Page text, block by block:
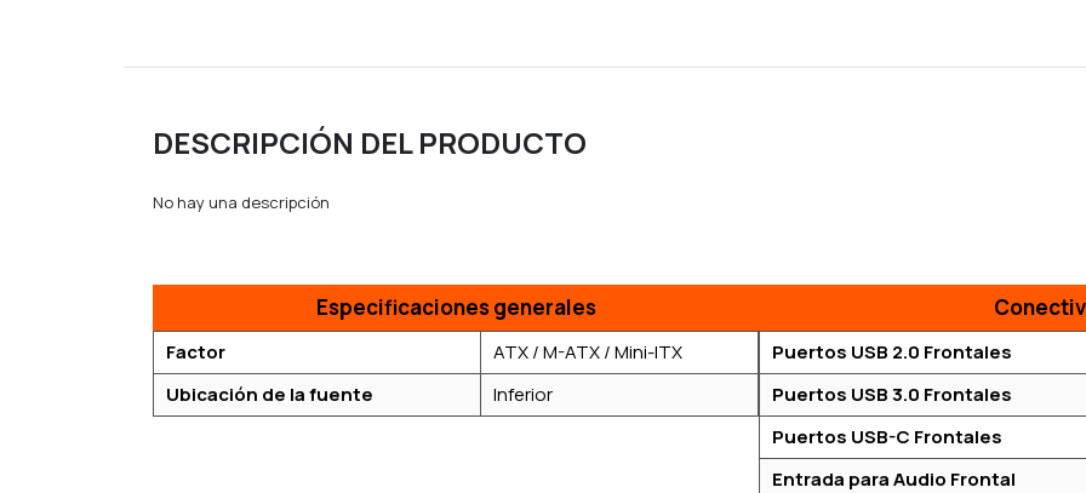
DESCRIPCIÓN DEL PRODUCTO
No hay una descripción
Especificaciones generales
Factor
ATX / M-ATX / Mini-ITX
Ubicación de la fuente
Inferior
Puertos USB 2.0 Frontales
Puertos USB 3.0 Frontales
Puertos USB-C Frontales
Entrada para Audio Frontal